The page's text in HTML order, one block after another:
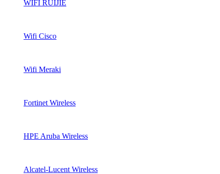
WIFI RUIJIE
Wifi Cisco
Wifi Meraki
Fortinet Wireless
HPE Aruba Wireless
Alcatel-Lucent Wireless